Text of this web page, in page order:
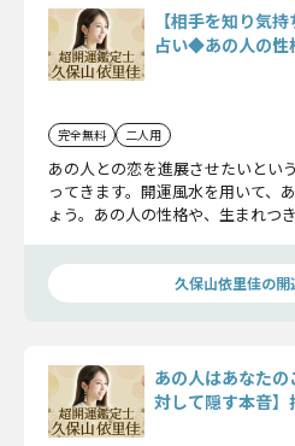
【相手を知り気
占い◆あの人の性
完全無料 二人用
あの人との恋を進展させたいとい
ってきます。開運風水を用いて、
ょう。あの人の性格や、生まれつ
久保山依里佳の
あの人はあなた
対して隠す本音】